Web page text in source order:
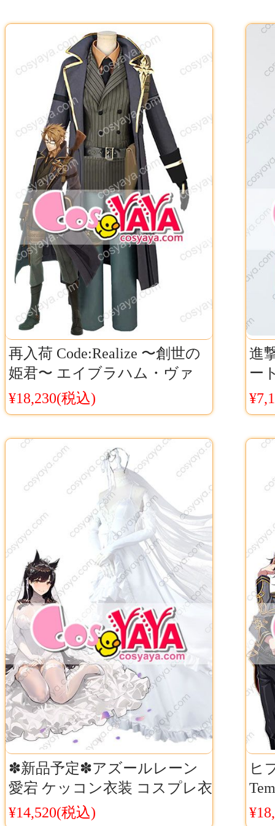
再入荷 Code:Realize 〜創世の
姫君〜 エイブラハム・ヴァ
ン・ヘルシング コスプレ衣装
血と硝煙の狩人 エイブラハム
仮装服
¥18,230(税込)
進
ー
レ
✽新品予定✽アズールレーン
愛宕 ケッコン衣装 コスプレ衣
装 アズレン 愛宕 ウェディン
¥14,520(税込)
ヒ
装